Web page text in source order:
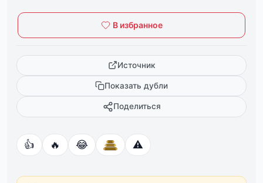
В избранное
Источник
Показать дубли
Поделиться
👍 🔥 😂 ⚠️